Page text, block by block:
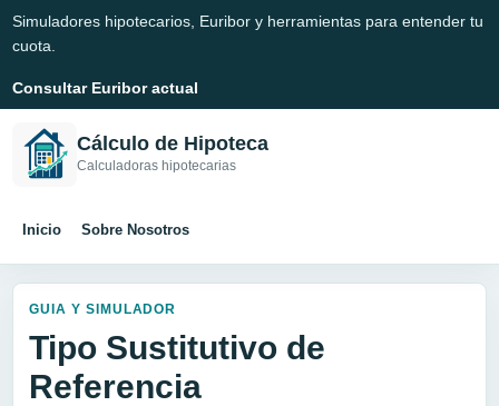
Simuladores hipotecarios, Euribor y herramientas para entender tu
cuota.
Consultar Euribor actual
Cálculo de Hipoteca
Calculadoras hipotecarias
Inicio Sobre Nosotros
GUIA Y SIMULADOR
Tipo Sustitutivo de
Referencia